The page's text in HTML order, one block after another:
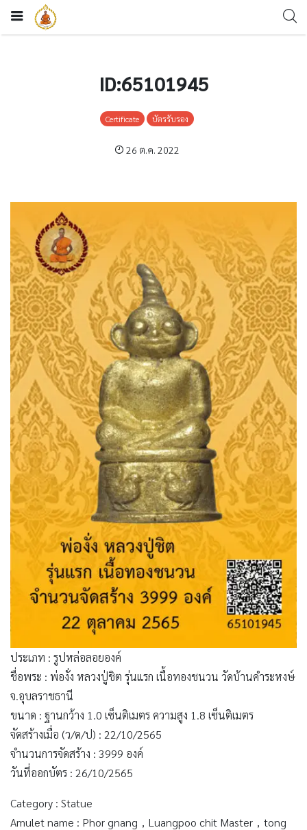
ID:65101945
Certificate บัตรรับรอง
26 ต.ค. 2022
ประเภท : รูปหล่อลอยองค์
ชื่อพระ : พ่องั่ง หลวงปู่ชิต รุ่นแรก เนื้อทองชนวน วัดบ้านคำระหงษ์
จ.อุบลราชธานี
ขนาด : ฐานกว้าง 1.0 เซ็นติเมตร ความสูง 1.8 เซ็นติเมตร
จัดสร้างเมื่อ (ว/ด/ป) : 22/10/2565
จำนวนการจัดสร้าง : 3999 องค์
วันที่ออกบัตร : 26/10/2565
Category : Statue
Amulet name : Phor gnang，Luangpoo chit Master，tong